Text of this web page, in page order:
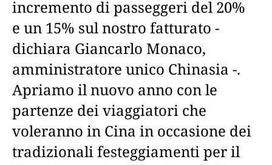
incremento di passeggeri del 20%
e un 15% sul nostro fatturato -
dichiara Giancarlo Monaco,
amministratore unico Chinasia -.
Apriamo il nuovo anno con le
partenze dei viaggiatori che
voleranno in Cina in occasione dei
tradizionali festeggiamenti per il